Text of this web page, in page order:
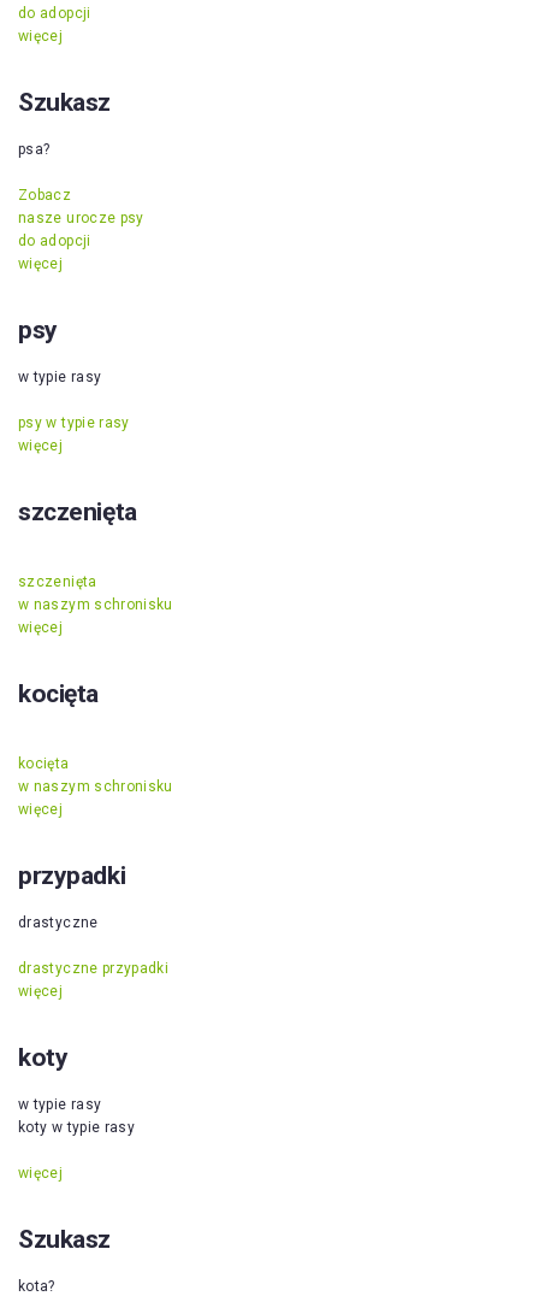
do adopcji
więcej
Szukasz
psa?
Zobacz
nasze urocze psy
do adopcji
więcej
psy
w typie rasy
psy w typie rasy
więcej
szczenięta
szczenięta
w naszym schronisku
więcej
kocięta
kocięta
w naszym schronisku
więcej
przypadki
drastyczne
drastyczne przypadki
więcej
koty
w typie rasy
koty w typie rasy
więcej
Szukasz
kota?